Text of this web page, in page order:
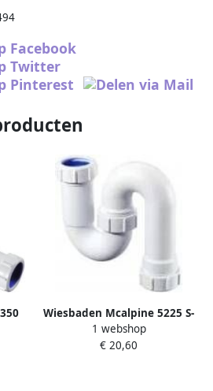
Wiesbaden Mcalpine 5225 S-
Sifon Klem 40X40
1 webshop
€ 20,60